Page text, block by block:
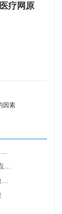
疗网原
因素